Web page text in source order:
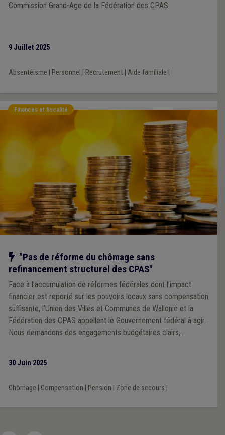
Commission Grand-Age de la Fédération des CPAS
9 Juillet 2025
Absentéisme Personnel Recrutement| Aide familiale
Finances et fiscalité
Notre action
"Pas de réforme du chômage sans
refinancement structurel des CPAS"
Face à l’accumulation de réformes fédérales dont l’impact
financier est reporté sur les pouvoirs locaux sans compensation
suffisante, l’Union des Villes et Communes de Wallonie et la
Fédération des CPAS appellent le Gouvernement fédéral à agir.
Nous demandons des engagements budgétaires clairs,
responsabilité partagée est la condition indispensable pour
préserver la cohésion sociale, la sécurité de proximité et la
30 Juin 2025
Chômage Compensation Pension Zone de secours